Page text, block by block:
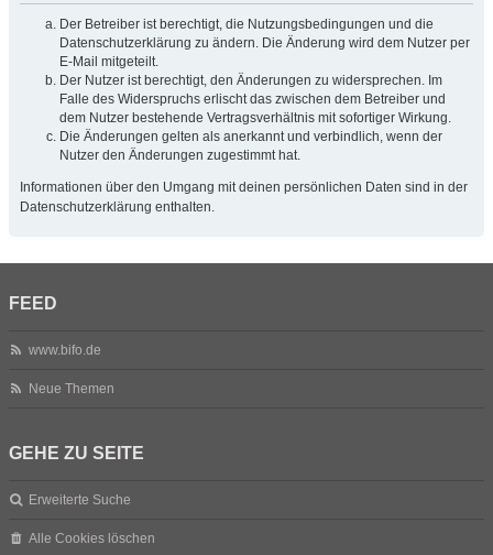
Der Betreiber ist berechtigt, die Nutzungsbedingungen und die
Datenschutzerklärung zu ändern. Die Änderung wird dem Nutzer per
E-Mail mitgeteilt.
Der Nutzer ist berechtigt, den Änderungen zu widersprechen. Im
Falle des Widerspruchs erlischt das zwischen dem Betreiber und
dem Nutzer bestehende Vertragsverhältnis mit sofortiger Wirkung.
Die Änderungen gelten als anerkannt und verbindlich, wenn der
Nutzer den Änderungen zugestimmt hat.
Informationen über den Umgang mit deinen persönlichen Daten sind in der
Datenschutzerklärung enthalten.
FEED
www.bifo.de
Neue Themen
GEHE ZU SEITE
Erweiterte Suche
Alle Cookies löschen